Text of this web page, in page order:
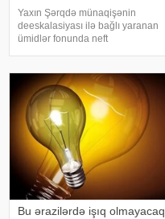
Yaxın Şərqdə münaqişənin
deeskalasiyası ilə bağlı yaranan
ümidlər fonunda neft
avqustun 4-ü səhər ticarətində
"Brent" markalı neftin oktyabr
fyuçersini
Bu ərazilərdə işıq olmayacaq